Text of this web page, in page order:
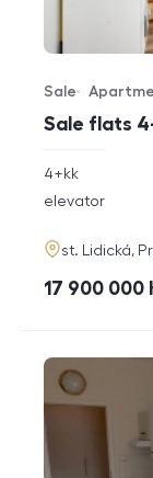
Sale flats
Offer type
Sale
Property type
rozměry
disposition
4+kk
funkce
elevator
adresa
st. Lidická,
cena
17 900 000